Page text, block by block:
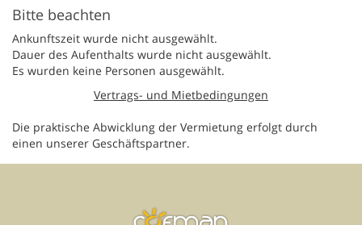
Bitte beachten
Ankunftszeit wurde nicht ausgewählt.
Dauer des Aufenthalts wurde nicht ausgewählt.
Es wurden keine Personen ausgewählt.
Vertrags- und Mietbedingungen
Die praktische Abwicklung der Vermietung erfolgt durch
einen unserer Geschäftspartner.